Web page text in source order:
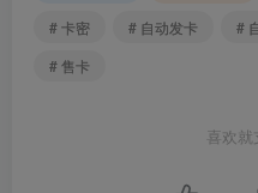
# 卡密
# 自动发卡 #
# 售卡
喜欢